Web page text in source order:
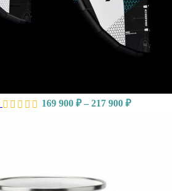
169 900 ₽ – 217 900 ₽